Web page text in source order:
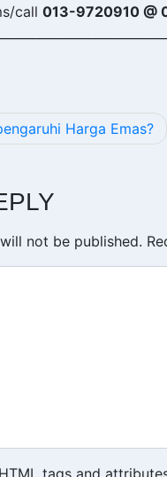
call 013-9720910 @
Harga Emas?
not be published.